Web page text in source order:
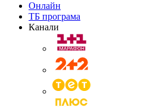
Онлайн
ТБ програма
Канали